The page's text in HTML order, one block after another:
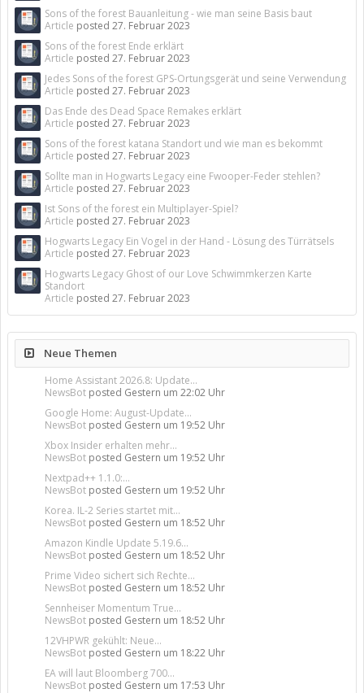
Sons of the forest Bauanleitung - wie man seine Basis baut
Article posted 27. Februar 2023
Sons of the forest Ende erklärt
Article posted 27. Februar 2023
Jedes Sons of the forest GPS-Ortungsgerät und seine Verwendung
Article posted 27. Februar 2023
Das Ende des Dead Space Remakes erklärt
Article posted 27. Februar 2023
Sons of the forest katana Standort und wie man es bekommt
Article posted 27. Februar 2023
Sollte man in Hogwarts Legacy eine Fwooper-Feder stehlen?
Article posted 27. Februar 2023
Ist Sons of the forest ein Multiplayer-Spiel?
Article posted 27. Februar 2023
Hogwarts Legacy Ein Vogel in der Hand - Lösung des Türrätsels
Article posted 27. Februar 2023
Hogwarts Legacy Ghost of our Love Schwimmkerzen Karte
Standort
Article posted 27. Februar 2023
Neue Themen
Home Assistant 2026.8: Update...
NewsBot posted Gestern um 22:02 Uhr
Google Home: August-Update...
NewsBot posted Gestern um 19:52 Uhr
Xbox Insider erhalten mehr...
NewsBot posted Gestern um 19:52 Uhr
Nextpad++ 1.1.0:...
NewsBot posted Gestern um 19:52 Uhr
Korea. IL-2 Series startet mit...
NewsBot posted Gestern um 18:52 Uhr
Amazon Kindle Update 5.19.6...
NewsBot posted Gestern um 18:52 Uhr
Prime Video sichert sich Rechte...
NewsBot posted Gestern um 18:52 Uhr
Sennheiser Momentum True...
NewsBot posted Gestern um 18:52 Uhr
12VHPWR gekühlt: Neue...
NewsBot posted Gestern um 18:22 Uhr
EA will laut Bloomberg 700...
NewsBot posted Gestern um 17:53 Uhr